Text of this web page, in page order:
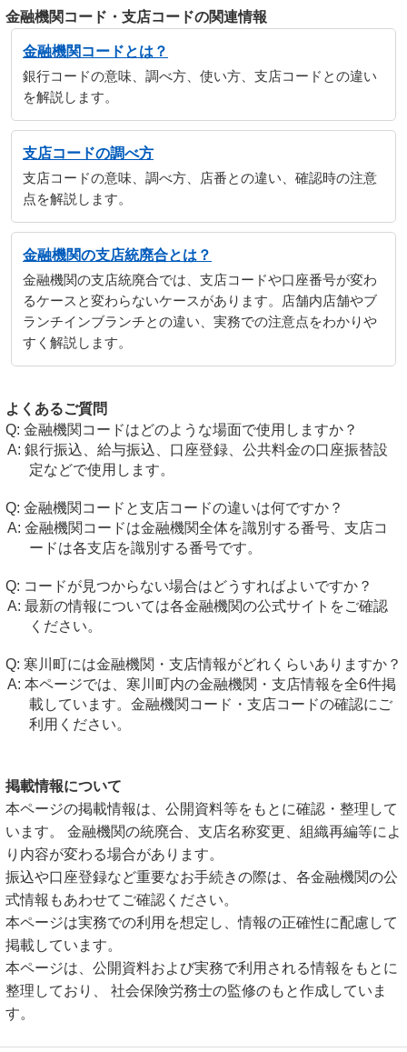
金融機関コード・支店コードの関連情報
金融機関コードとは？
銀行コードの意味、調べ方、使い方、支店コードとの違い
を解説します。
支店コードの調べ方
支店コードの意味、調べ方、店番との違い、確認時の注意
点を解説します。
金融機関の支店統廃合とは？
金融機関の支店統廃合では、支店コードや口座番号が変わ
るケースと変わらないケースがあります。店舗内店舗やブ
ランチインブランチとの違い、実務での注意点をわかりや
すく解説します。
よくあるご質問
金融機関コードはどのような場面で使用しますか？
銀行振込、給与振込、口座登録、公共料金の口座振替設
定などで使用します。
金融機関コードと支店コードの違いは何ですか？
金融機関コードは金融機関全体を識別する番号、支店コ
ードは各支店を識別する番号です。
コードが見つからない場合はどうすればよいですか？
最新の情報については各金融機関の公式サイトをご確認
ください。
寒川町には金融機関・支店情報がどれくらいありますか？
本ページでは、寒川町内の金融機関・支店情報を全6件掲
載しています。金融機関コード・支店コードの確認にご
利用ください。
掲載情報について
本ページの掲載情報は、公開資料等をもとに確認・整理して
います。 金融機関の統廃合、支店名称変更、組織再編等によ
り内容が変わる場合があります。
振込や口座登録など重要なお手続きの際は、各金融機関の公
式情報もあわせてご確認ください。
本ページは実務での利用を想定し、情報の正確性に配慮して
掲載しています。
本ページは、公開資料および実務で利用される情報をもとに
整理しており、 社会保険労務士の監修のもと作成していま
す。